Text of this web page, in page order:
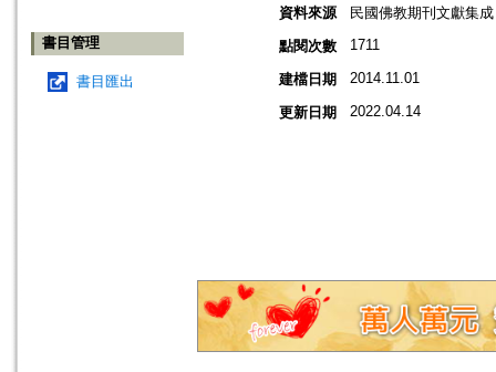
書目管理
書目匯出
資料來源
民國佛教期刊文獻集
點閱次數
1711
建檔日期 2014.11.01
更新日期 2022.04.14